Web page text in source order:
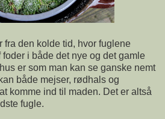
fra den kolde tid, hvor fuglene
i både det nye og det gamle
er som man kan se ganske nemt
både mejser, rødhals og
komme ind til maden. Det er altså
fugle.